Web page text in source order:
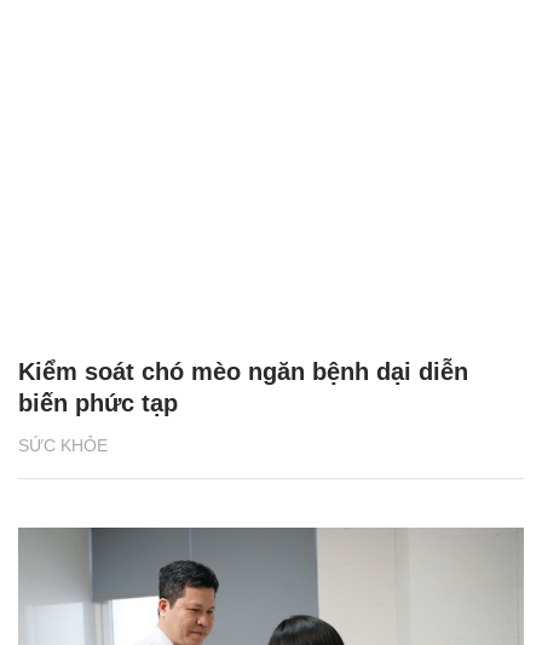
SỨC KHỎE
Kiểm soát chó mèo ngăn bệnh dại diễn
biến phức tạp